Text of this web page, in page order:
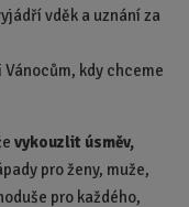
vděk a uznání za
kdy chceme
vykouzlit úsměv,
pro ženy, muže,
pro každého,